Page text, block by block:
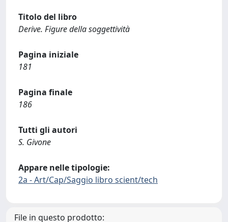
Titolo del libro
Derive. Figure della soggettività
Pagina iniziale
181
Pagina finale
186
Tutti gli autori
S. Givone
Appare nelle tipologie:
2a - Art/Cap/Saggio libro scient/tech
File in questo prodotto: